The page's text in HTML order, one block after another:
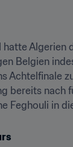
Algerien
Belgien
bereits nach
Feghouli in